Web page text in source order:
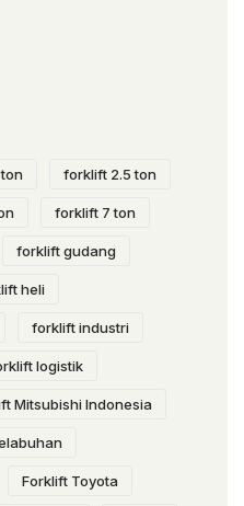
forklift 2.5 ton
forklift 7 ton
forklift gudang
heli
forklift industri
logistik
Mitsubishi Indonesia
Forklift Toyota